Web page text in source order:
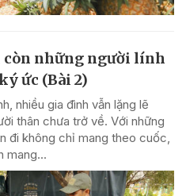
còn những người lính
ức (Bài 2)
nhiều gia đình vẫn lặng lẽ
thân chưa trở về. Với những
đi không chỉ mang theo cuốc,
mang...